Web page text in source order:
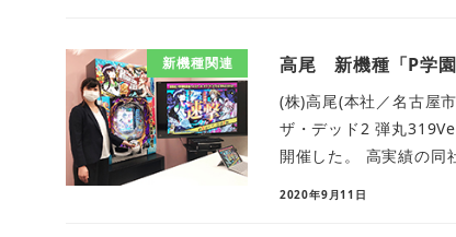
新機種関連 高尾 新機種「P学
(株)高尾(本社／名古屋
ザ・デッド2 弾丸
開催した。 高実績の
2020年9月11日